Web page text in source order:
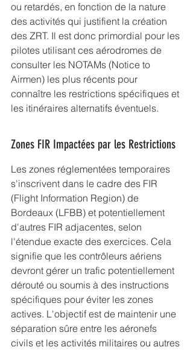
ou retardés, en fonction de la nature
des activités qui justifient la création
des ZRT. Il est donc primordial pour les
pilotes utilisant ces aérodromes de
consulter les NOTAMs (Notice to
Airmen) les plus récents pour
connaître les restrictions spécifiques et
les itinéraires alternatifs éventuels.
Zones FIR Impactées par les Restrictions
Les zones réglementées temporaires
s'inscrivent dans le cadre des FIR
(Flight Information Region) de
Bordeaux (LFBB) et potentiellement
d'autres FIR adjacentes, selon
l'étendue exacte des exercices. Cela
signifie que les contrôleurs aériens
devront gérer un trafic potentiellement
dérouté ou soumis à des instructions
spécifiques pour éviter les zones
actives. L'objectif est de maintenir une
séparation sûre entre les aéronefs
civils et les activités militaires ou autres